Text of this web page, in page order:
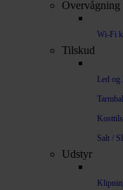
Overvågning
Wi-Fi
Tilskud
Led og
Salt /
Udstyr